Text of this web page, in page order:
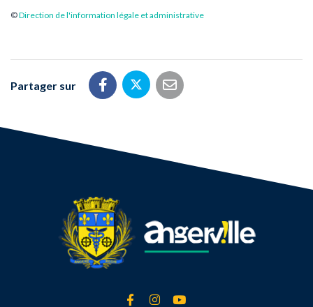
©Direction de l'information légale et administrative
Partager sur Partager sur Facebook
Partager sur Twitter
Partager par email
Lien vers le compte Facebook
Lien vers le compte